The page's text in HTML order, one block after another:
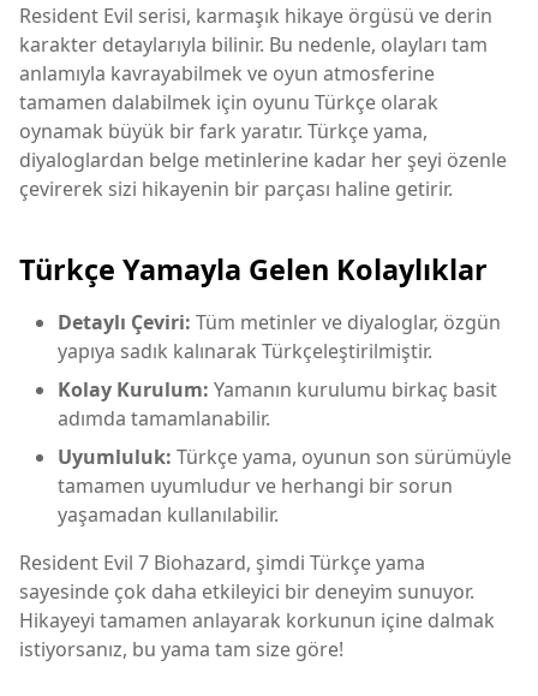
Resident Evil serisi, karmaşık hikaye örgüsü ve derin
karakter detaylarıyla bilinir. Bu nedenle, olayları tam
anlamıyla kavrayabilmek ve oyun atmosferine
tamamen dalabilmek için oyunu Türkçe olarak
oynamak büyük bir fark yaratır. Türkçe yama,
diyaloglardan belge metinlerine kadar her şeyi özenle
çevirerek sizi hikayenin bir parçası haline getirir.
Türkçe Yamayla Gelen Kolaylıklar
Detaylı Çeviri: Tüm metinler ve diyaloglar, özgün
yapıya sadık kalınarak Türkçeleştirilmiştir.
Kolay Kurulum: Yamanın kurulumu birkaç basit
adımda tamamlanabilir.
Uyumluluk: Türkçe yama, oyunun son sürümüyle
tamamen uyumludur ve herhangi bir sorun
yaşamadan kullanılabilir.
Resident Evil 7 Biohazard, şimdi Türkçe yama
sayesinde çok daha etkileyici bir deneyim sunuyor.
Hikayeyi tamamen anlayarak korkunun içine dalmak
istiyorsanız, bu yama tam size göre!